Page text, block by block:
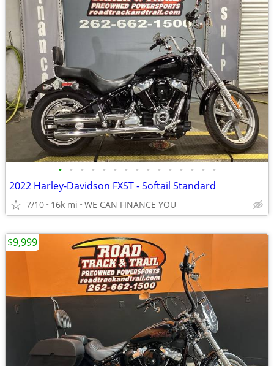
• • • • • • • • • • • • • • •
2022 Harley-Davidson FXST - Softail Standard
7/10 16k mi WE CAN FINANCE YOU
$9,999